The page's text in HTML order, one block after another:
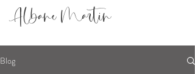
Albane Martin
Blog